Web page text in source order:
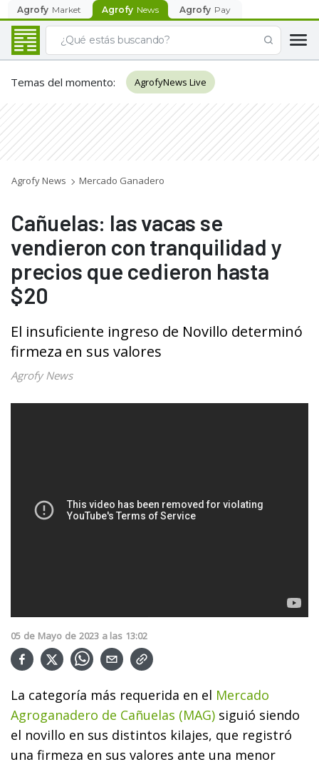
Agrofy Market Agrofy News Agrofy Pay
Temas del momento: AgrofyNews Live
Agrofy News Mercado Ganadero
Cañuelas: las vacas se
vendieron con tranquilidad y
precios que cedieron hasta
$20
El insuficiente ingreso de Novillo determinó
firmeza en sus valores
Agrofy News
05 de Mayo de 2023 a las 13:02
La categoría más requerida en el Mercado
Agroganadero de Cañuelas (MAG) siguió siendo
el novillo en sus distintos kilajes, que registró
una firmeza en sus valores ante una menor